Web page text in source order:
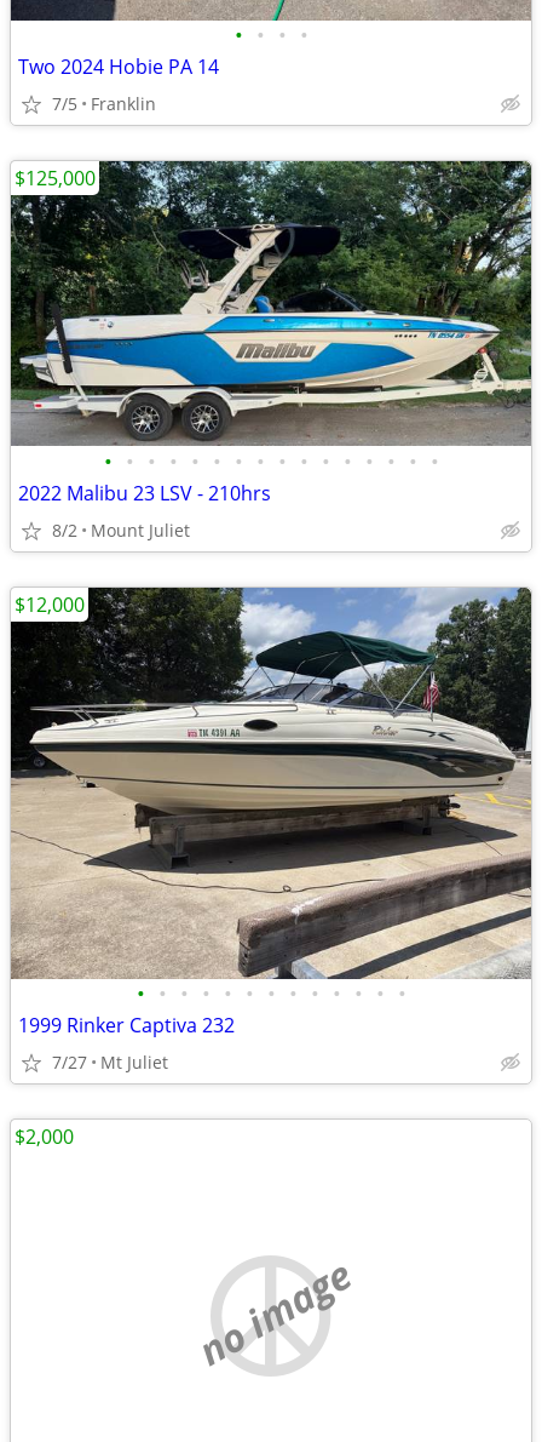
• • • •
Two 2024 Hobie PA 14
7/5 Franklin
• • • • • • • • • • • • • • • •
2022 Malibu 23 LSV - 210hrs
8/2 Mount Juliet
$125,000
• • • • • • • • • • • • •
1999 Rinker Captiva 232
7/27 Mt Juliet
$12,000
no image
$2,000